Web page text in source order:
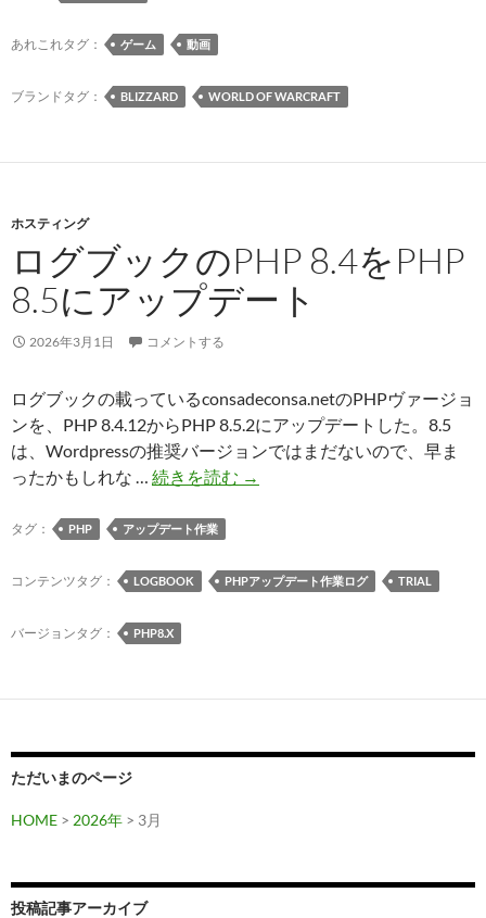
あれこれタグ： ゲーム 動画
ブランドタグ： BLIZZARD WORLD OF WARCRAFT
ホスティング
ログブックのPHP 8.4をPHP
8.5にアップデート
2026年3月1日 コメントする
ログブックの載っているconsadeconsa.netのPHPヴァージョ
ンを、PHP 8.4.12からPHP 8.5.2にアップデートした。8.5
は、Wordpressの推奨バージョンではまだないので、早ま
ったかもしれな … 続きを読む ロ
ク
に
ー
→
タグ： PHP アップデート作業
コンテンツタグ： LOGBOOK PHPアップデート作業ログ TRIAL
バージョンタグ： PHP8.X
ただいまのページ
HOME > 2026年 > 3月
投稿記事アーカイブ